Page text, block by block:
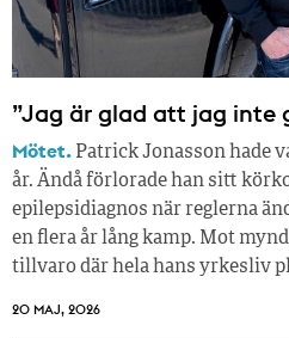
”Jag är glad att jag inte
Mötet. Patrick Jonasson hade
år. Ändå förlorade han sitt
epilepsidiagnos när reglerna
en flera år lång kamp. Mot
tillvaro där hela hans yrkesliv
20 MAJ, 2026